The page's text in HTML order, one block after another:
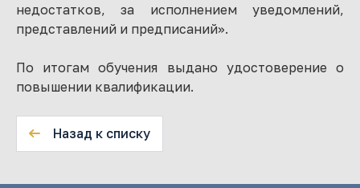
недостатков, за исполнением уведомлений,
представлений и предписаний».
По итогам обучения выдано удостоверение о
повышении квалификации.
Назад к списку